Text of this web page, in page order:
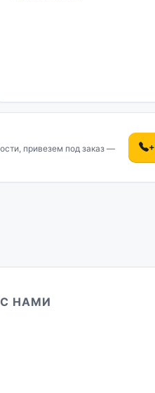
привезем под заказ —
НАМИ